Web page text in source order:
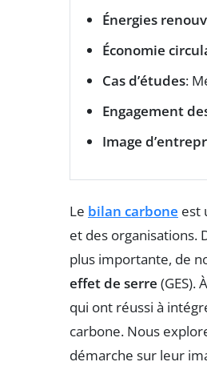
Énergies
Économie
Cas d’études:
Engagement
Image
Le bilan carbone est
et des organisations.
plus importante, de
effet de serre
qui ont réussi à
carbone. Nous
démarche sur leur